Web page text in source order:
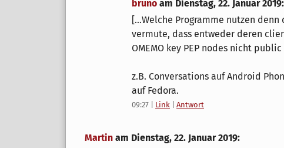
bruno am Dienstag, 22. Januar 2019:
[...Welche Programme nutzen
vermute, dass entweder deren
OMEMO key PEP nodes nicht public
z.B. Conversations auf Android
auf Fedora.
09:27 Link Antwort
Martin am Dienstag, 22. Januar 2019: